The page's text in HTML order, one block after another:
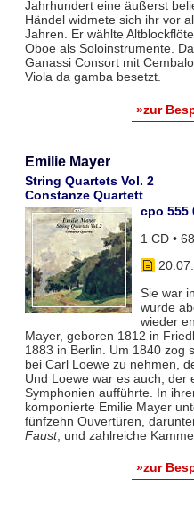
Jahrhundert eine äußerst
Händel widmete sich ihr vor
Jahren. Er wählte
Oboe als Soloinstrumente.
Ganassi Consort mit
Viola da gamba besetzt.
»zur
Emilie Mayer
String Quartets Vol. 2
Constanze Quartett
cpo 555
1 CD •
Sie war
wurde
wieder
Mayer, geboren 1812 in
1883 in Berlin. Um 1840 zog
bei Carl Loewe zu nehmen,
Und Loewe war es auch, der
Symphonien aufführte. In
komponierte Emilie Mayer
fünfzehn Ouvertüren,
Faust, und zahlreiche
»zur